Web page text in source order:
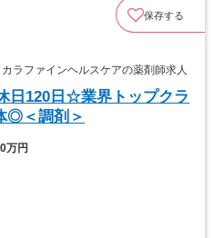
保存する
ラファインヘルスケアの薬剤師求人
日120日☆業界トップクラ
◎＜調剤＞
万円